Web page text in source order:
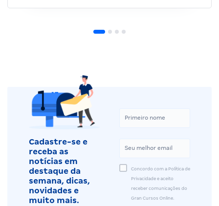
Cadastre-se e
receba as
notícias em
destaque da
semana, dicas,
novidades e
muito mais.
Concordo com a Política de
Privacidade e aceito
receber comunicações do
Gran Cursos Online.